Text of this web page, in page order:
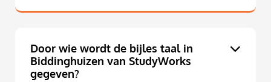
Door wie wordt de bijles taal in
Biddinghuizen van StudyWorks
gegeven?